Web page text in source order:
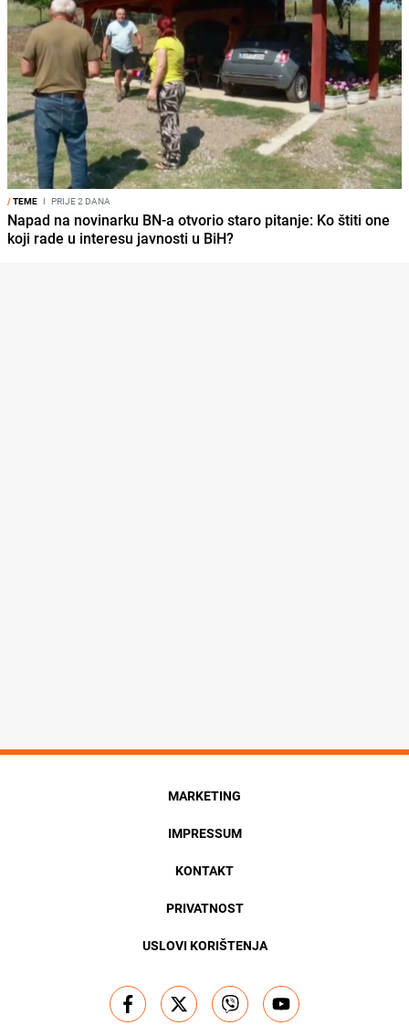
/TEME I PRIJE 2 DANA
Napad na novinarku BN-a otvorio staro pitanje: Ko štiti one
koji rade u interesu javnosti u BiH?
MARKETING
IMPRESSUM
KONTAKT
PRIVATNOST
USLOVI KORIŠTENJA